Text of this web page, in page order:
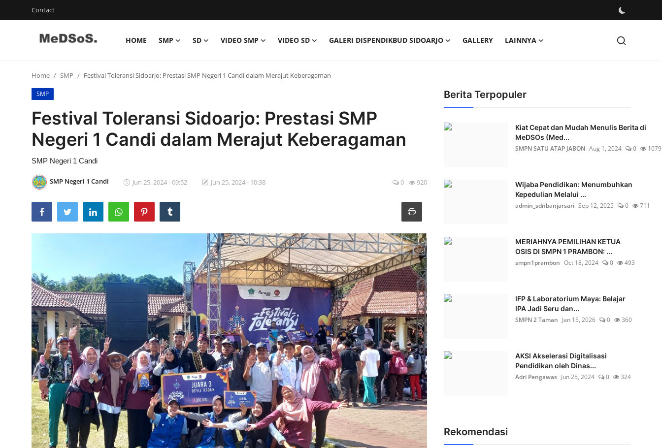
Contact
HOME SMP SD VIDEO SMP VIDEO SD GALERI DISPENDIKBUD SIDOARJO GALLERY LAINNYA
Galeri Dispendikbud Sidoarjo
Lainnya
Home SMP Festival Toleransi Sidoarjo: Prestasi SMP Negeri 1 Candi dalam Merajut Keberagaman
SMP
Festival Toleransi Sidoarjo: Prestasi SMP
Negeri 1 Candi dalam Merajut Keberagaman
SMP Negeri 1 Candi
SMP Negeri 1 Candi Jun 25, 2024 - 09:52 Jun 25, 2024 - 10:38 0 920
Berita Terpopuler
Kiat Cepat dan Mudah Menulis Berita di
MeDSOs (Med...
SMPN SATU ATAP JABON Aug 1, 2024 0 1079
Wijaba Pendidikan: Menumbuhkan
Kepedulian Melalui ...
admin_sdnbanjarsari Sep 12, 2025 0 711
MERIAHNYA PEMILIHAN KETUA
OSIS DI SMPN 1 PRAMBON: ...
smpn1prambon Oct 18, 2024 0 493
IFP & Laboratorium Maya: Belajar
IPA Jadi Seru dan...
SMPN 2 Taman Jan 15, 2026 0 360
AKSI Akselerasi Digitalisasi
Pendidikan oleh Dinas...
Adri Pengawas Jun 25, 2024 0 324
Rekomendasi